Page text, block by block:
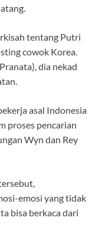
tentang Putri
cowok Korea.
dia nekad
asal Indonesia
proses pencarian
Wyn dan Rey
emosi yang tidak
bisa berkaca dari